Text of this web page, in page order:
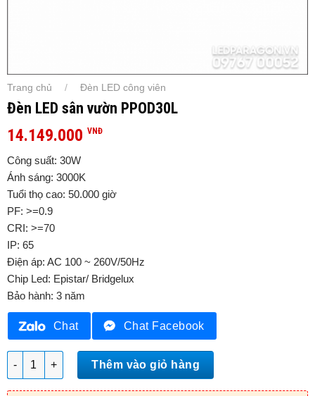
Trang chủ / Đèn LED công viên
Đèn LED sân vườn PPOD30L
14.149.000 VNĐ
Công suất: 30W
Ánh sáng: 3000K
Tuổi thọ cao: 50.000 giờ
PF: >=0.9
CRI: >=70
IP: 65
Điện áp: AC 100 ~ 260V/50Hz
Chip Led: Epistar/ Bridgelux
Bảo hành: 3 năm
Chat Chat Facebook
Đèn LED sân vườn PPOD30L số lượng
Thêm vào giỏ hàng